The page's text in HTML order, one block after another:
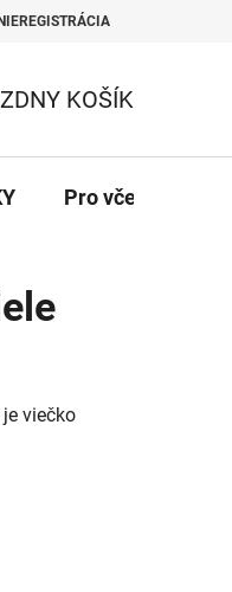
REGISTRÁCIA
KOŠÍK
Pro včelaře
viečko